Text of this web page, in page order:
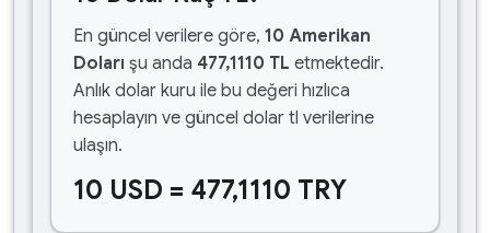
En güncel verilere göre, 10 Amerikan
Doları şu anda 477,1110 TL etmektedir.
Anlık dolar kuru ile bu değeri hızlıca
hesaplayın ve güncel dolar tl verilerine
ulaşın.
10 USD = 477,1110 TRY